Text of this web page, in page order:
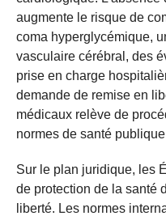
augmente le risque de
coma hyperglycémique,
vasculaire cérébral, des
prise en charge
demande de remise en
médicaux relève de
normes de santé
Sur le plan juridique, les
de protection de la santé
liberté. Les normes